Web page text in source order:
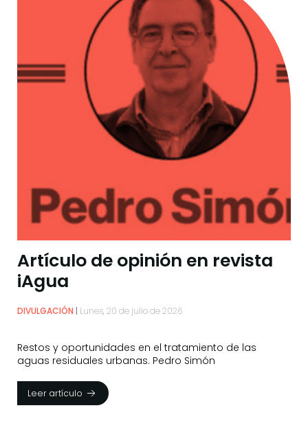
Artículo de opinión en revista
iAgua
DIVULGACIÓN Lunes, 20 de julio de 2026
Restos y oportunidades en el tratamiento de las
aguas residuales urbanas. Pedro Simón
Leer artículo